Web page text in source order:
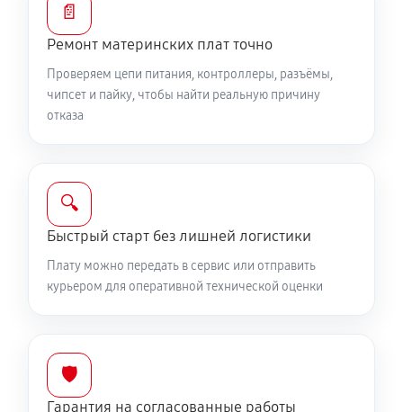
📄
Ремонт материнских плат точно
Проверяем цепи питания, контроллеры, разъёмы,
чипсет и пайку, чтобы найти реальную причину
отказа
🔍
Быстрый старт без лишней логистики
Плату можно передать в сервис или отправить
курьером для оперативной технической оценки
🛡️
Гарантия на согласованные работы